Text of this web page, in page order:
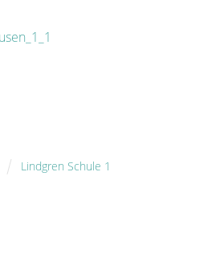
Lindgren Schule 1